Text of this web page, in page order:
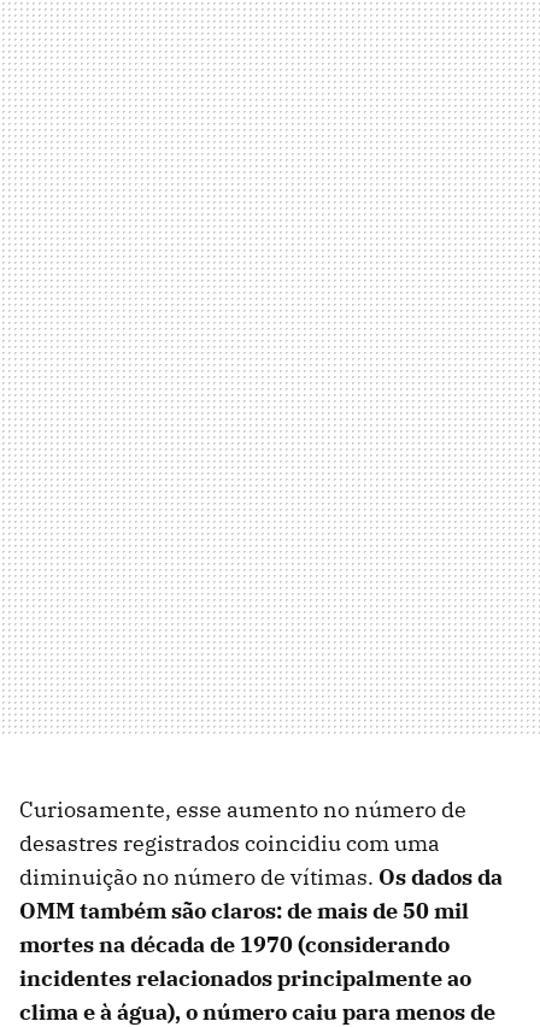
Curiosamente, esse aumento no número de
desastres registrados coincidiu com uma
diminuição no número de vítimas. Os dados da
OMM também são claros: de mais de 50 mil
mortes na década de 1970 (considerando
incidentes relacionados principalmente ao
clima e à água), o número caiu para menos de